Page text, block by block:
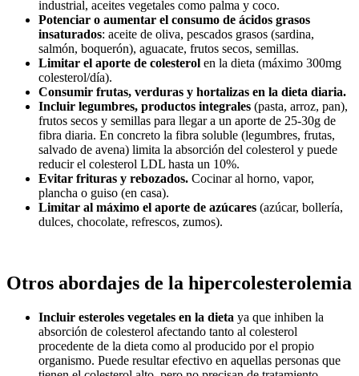
industrial, aceites vegetales como palma y coco.
Potenciar o aumentar el consumo de ácidos grasos
insaturados: aceite de oliva, pescados grasos (sardina,
salmón, boquerón), aguacate, frutos secos, semillas.
Limitar el aporte de colesterol en la dieta (máximo 300mg
colesterol/día).
Consumir frutas, verduras y hortalizas en la dieta diaria.
Incluir legumbres, productos integrales (pasta, arroz, pan),
frutos secos y semillas para llegar a un aporte de 25-30g de
fibra diaria. En concreto la fibra soluble (legumbres, frutas,
salvado de avena) limita la absorción del colesterol y puede
reducir el colesterol LDL hasta un 10%.
Evitar frituras y rebozados. Cocinar al horno, vapor,
plancha o guiso (en casa).
Limitar al máximo el aporte de azúcares (azúcar, bollería,
dulces, chocolate, refrescos, zumos).
Otros abordajes de la hipercolesterolemia
Incluir esteroles vegetales en la dieta ya que inhiben la
absorción de colesterol afectando tanto al colesterol
procedente de la dieta como al producido por el propio
organismo. Puede resultar efectivo en aquellas personas que